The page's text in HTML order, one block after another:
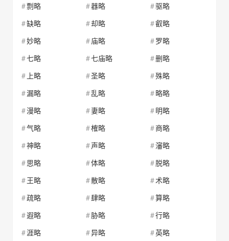
剽略
器略
驱略
缺略
却略
叡略
妙略
庙略
罗略
七略
七庙略
删略
上略
圣略
殊略
漏略
乱略
略略
漫略
妻略
明略
气略
榷略
商略
神略
声略
瀋略
思略
体略
脱略
王略
散略
术略
疏略
肆略
算略
遐略
胁略
行略
涯略
异略
英略